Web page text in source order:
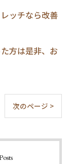
ッチなら改善
方は是非、お
次のページ >